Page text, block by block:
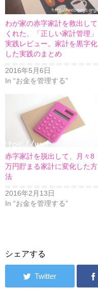
わが家の赤字家計を救出して
くれた、「正しい家計管理」
実践レビュー。家計を黒字化
した実践のまとめ
2016年5月6日
In “お金を管理する”
赤字家計を脱出して、月々8
万円貯まる家計に変化した方
法
2016年2月13日
In “お金を管理する”
シェアする